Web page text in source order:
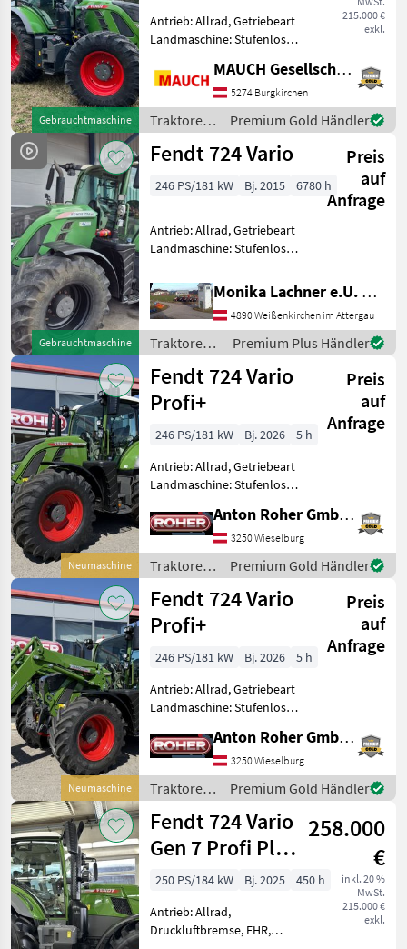
Vario
Profi+
724
Vario
Profi
MARKTPLATZ
Marktplatz Händlerangebote Kleinanzeigen
Gebrauchtmaschine
215.000 €
exkl.
Antrieb: Allrad, Getriebeart
Landmaschine: Stufenloses
Zapfwellendrehzahl:
540/540E/1000/1000E,
Höchstgeschwindigkeit in
km/h: 50 km/h, Aufla
MAUCH Gesellschaft m.b.H. & Co.KG
5274 Burgkirchen
Traktoren
/ Fendt
Premium Gold Händler
Gebrauchtmaschine
Fendt 724 Vario
Preis
auf
Anfrage
246 PS/181 kW Bj. 2015 6780 h
Antrieb: Allrad, Getriebeart
Landmaschine: Stufenloses
Zapfwellendrehzahl:
540/540E/1000/1000E,
Höchstgeschwindigkeit in
km/h: 50 km/h, Aufla
Monika Lachner e.U. Maschinenhandel
4890 Weißenkirchen im Attergau
Traktoren /
Fendt
Premium Plus Händler
Neumaschine
Fendt 724 Vario
Profi+
Preis
auf
Anfrage
246 PS/181 kW Bj. 2026
5 h
Antrieb: Allrad, Getriebeart
Landmaschine: Stufenloses
Zapfwellendrehzahl:
540/540E/1000/1000E,
Höchstgeschwindigkeit in
km/h: 50 km/h, Aufla
Anton Roher GmbH (ACA Center Roher)
3250 Wieselburg
Traktoren
/ Fendt
Premium Gold Händler
Neumaschine
Fendt 724 Vario
Profi+
Preis
auf
Anfrage
246 PS/181 kW Bj. 2026
5 h
Antrieb: Allrad, Getriebeart
Landmaschine: Stufenloses
Zapfwellendrehzahl:
540/540E/1000/1000E,
Höchstgeschwindigkeit in
km/h: 50 km/h, Aufla
Anton Roher GmbH (ACA Center Roher)
3250 Wieselburg
Traktoren
/ Fendt
Premium Gold Händler
Fendt 724 Vario
Gen 7 Profi Plus
Baugleich 728
258.000
€
inkl. 20 %
MwSt.
215.000 €
exkl.
250 PS/184 kW Bj. 2025
450 h
Antrieb: Allrad,
Druckluftbremse, EHR,